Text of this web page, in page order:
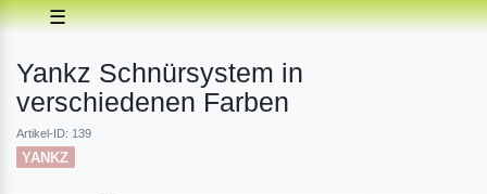
☰
Yankz Schnürsystem in
verschiedenen Farben
Artikel-ID: 139
YANKZ